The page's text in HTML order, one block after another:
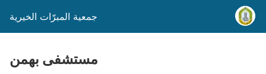
جمعية المبرّات الخيرية
مستشفى بهمن